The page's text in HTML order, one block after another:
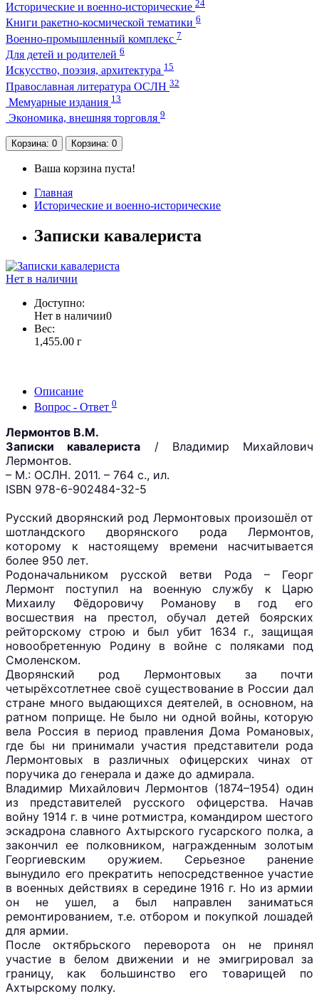
Исторические и военно-исторические 24
Книги ракетно-космической тематики 6
Военно-промышленный комплекс 7
Для детей и родителей 6
Искусство, поэзия, архитектура 15
Православная литература ОСЛН 32
Мемуарные издания 13
Экономика, внешняя торговля 9
Корзина: 0 Корзина: 0
Ваша корзина пуста!
Главная
Исторические и военно-исторические
Записки кавалериста
Нет в наличии
Доступно:
Нет в наличии0
Вес:
1,455.00 г
Описание
Вопрос - Ответ 0
Лермонтов В.М.
Записки кавалериста / Владимир Михайлович
Лермонтов.
– М.: ОСЛН. 2011. – 764 с., ил.
ISBN 978-6-902484-32-5
Русский дворянский род Лермонтовых произошёл от
шотландского дворянского рода Лермонтов,
которому к настоящему времени насчитывается
более 950 лет.
Родоначальником русской ветви Рода – Георг
Лермонт поступил на военную службу к Царю
Михаилу Фёдоровичу Романову в год его
восшествия на престол, обучал детей боярских
рейторскому строю и был убит 1634 г., защищая
новообретенную Родину в войне с поляками под
Смоленском.
Дворянский род Лермонтовых за почти
четырёхсотлетнее своё существование в России дал
стране много выдающихся деятелей, в основном, на
ратном поприще. Не было ни одной войны, которую
вела Россия в период правления Дома Романовых,
где бы ни принимали участия представители рода
Лермонтовых в различных офицерских чинах от
поручика до генерала и даже до адмирала.
Владимир Михайлович Лермонтов (1874–1954) один
из представителей русского офицерства. Начав
войну 1914 г. в чине ротмистра, командиром шестого
эскадрона славного Ахтырского гусарского полка, а
закончил ее полковником, награжденным золотым
Георгиевским оружием. Серьезное ранение
вынудило его прекратить непосредственное участие
в военных действиях в середине 1916 г. Но из армии
он не ушел, а был направлен заниматься
ремонтированием, т.е. отбором и покупкой лошадей
для армии.
После октябрьского переворота он не принял
участие в белом движении и не эмигрировал за
границу, как большинство его товарищей по
Ахтырскому полку.